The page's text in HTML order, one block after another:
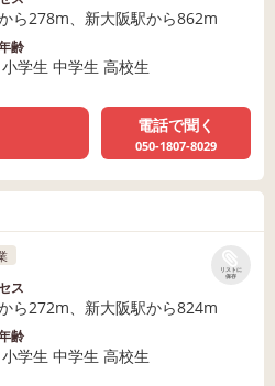
ら278m、新大阪駅から862m
齢
学生 中学生 高校生
電話で聞く
050-1807-8029
リストに
保存
ス
ら272m、新大阪駅から824m
齢
学生 中学生 高校生